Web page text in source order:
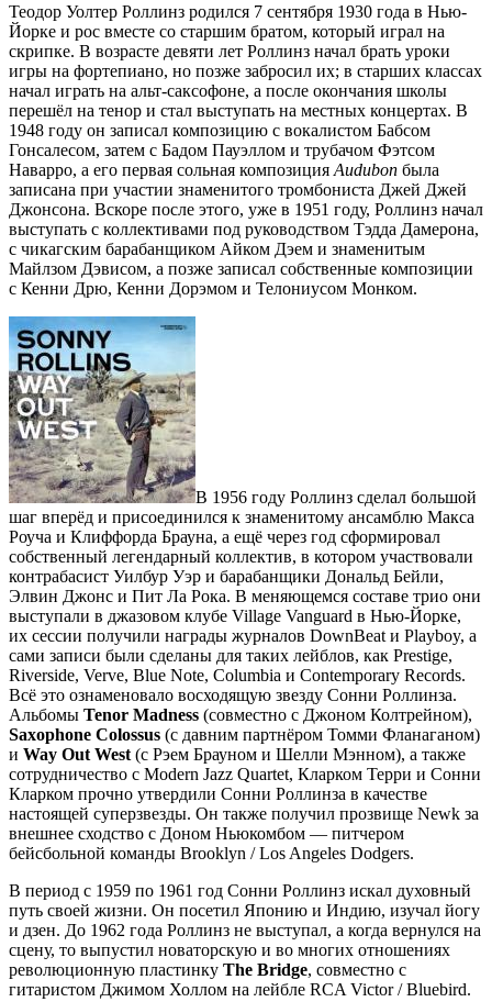
Теодор Уолтер Роллинз родился 7 сентября 1930 года в Нью-
Йорке и рос вместе со старшим братом, который играл на
скрипке. В возрасте девяти лет Роллинз начал брать уроки
игры на фортепиано, но позже забросил их; в старших классах
начал играть на альт-саксофоне, а после окончания школы
перешёл на тенор и стал выступать на местных концертах. В
1948 году он записал композицию с вокалистом Бабсом
Гонсалесом, затем с Бадом Пауэллом и трубачом Фэтсом
Наварро, а его первая сольная композиция Audubon была
записана при участии знаменитого тромбониста Джей Джей
Джонсона. Вскоре после этого, уже в 1951 году, Роллинз начал
выступать с коллективами под руководством Тэдда Дамерона,
с чикагским барабанщиком Айком Дэем и знаменитым
Майлзом Дэвисом, а позже записал собственные композиции
с Кенни Дрю, Кенни Дорэмом и Телониусом Монком.
В 1956 году Роллинз сделал большой
шаг вперёд и присоединился к знаменитому ансамблю Макса
Роуча и Клиффорда Брауна, а ещё через год сформировал
собственный легендарный коллектив, в котором участвовали
контрабасист Уилбур Уэр и барабанщики Дональд Бейли,
Элвин Джонс и Пит Ла Рока. В меняющемся составе трио они
выступали в джазовом клубе Village Vanguard в Нью-Йорке,
их сессии получили награды журналов DownBeat и Playboy, а
сами записи были сделаны для таких лейблов, как Prestige,
Riverside, Verve, Blue Note, Columbia и Contemporary Records.
Всё это ознаменовало восходящую звезду Сонни Роллинза.
Альбомы Tenor Madness (совместно с Джоном Колтрейном),
Saxophone Colossus (с давним партнёром Томми Фланаганом)
и Way Out West (с Рэем Брауном и Шелли Мэнном), а также
сотрудничество с Modern Jazz Quartet, Кларком Терри и Сонни
Кларком прочно утвердили Сонни Роллинза в качестве
настоящей суперзвезды. Он также получил прозвище Newk за
внешнее сходство с Доном Ньюкомбом — питчером
бейсбольной команды Brooklyn / Los Angeles Dodgers.
В период с 1959 по 1961 год Сонни Роллинз искал духовный
путь своей жизни. Он посетил Японию и Индию, изучал йогу
и дзен. До 1962 года Роллинз не выступал, а когда вернулся на
сцену, то выпустил новаторскую и во многих отношениях
революционную пластинку The Bridge, совместно с
гитаристом Джимом Холлом на лейбле RCA Victor / Bluebird.